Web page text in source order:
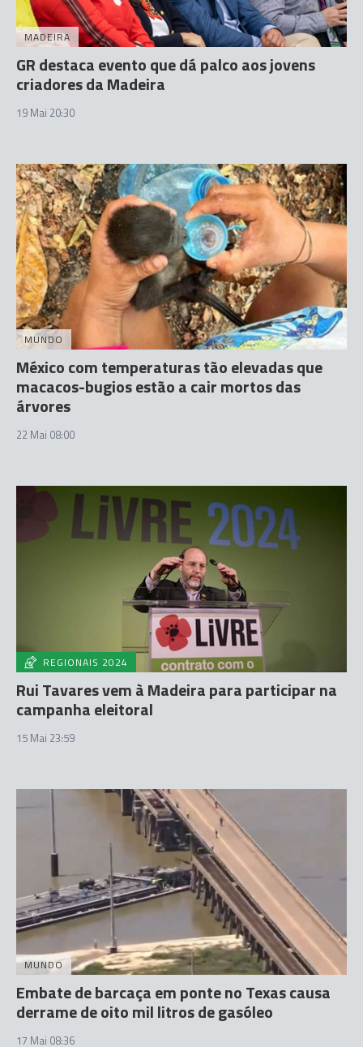
MADEIRA
GR destaca evento que dá palco aos jovens
criadores da Madeira
19 Mai 20:30
MUNDO
México com temperaturas tão elevadas que
macacos-bugios estão a cair mortos das
árvores
22 Mai 08:00
REGIONAIS 2024
Rui Tavares vem à Madeira para participar na
campanha eleitoral
15 Mai 23:59
MUNDO
Embate de barcaça em ponte no Texas causa
derrame de oito mil litros de gasóleo
17 Mai 08:36